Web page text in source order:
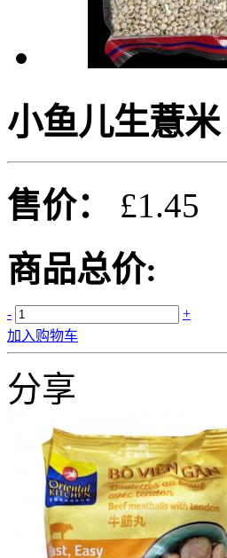
小鱼儿生薏米
售价：
£1.45
商品总价:
-
+
加入购物车
分享